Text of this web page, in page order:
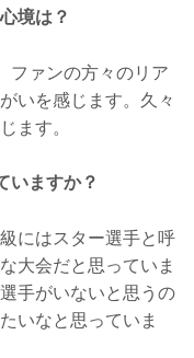
境は？
ファンの方々のリア
いを感じます。久々
ます。
いますか？
にはスター選手と呼
大会だと思っていま
手がいないと思うの
いなと思っていま